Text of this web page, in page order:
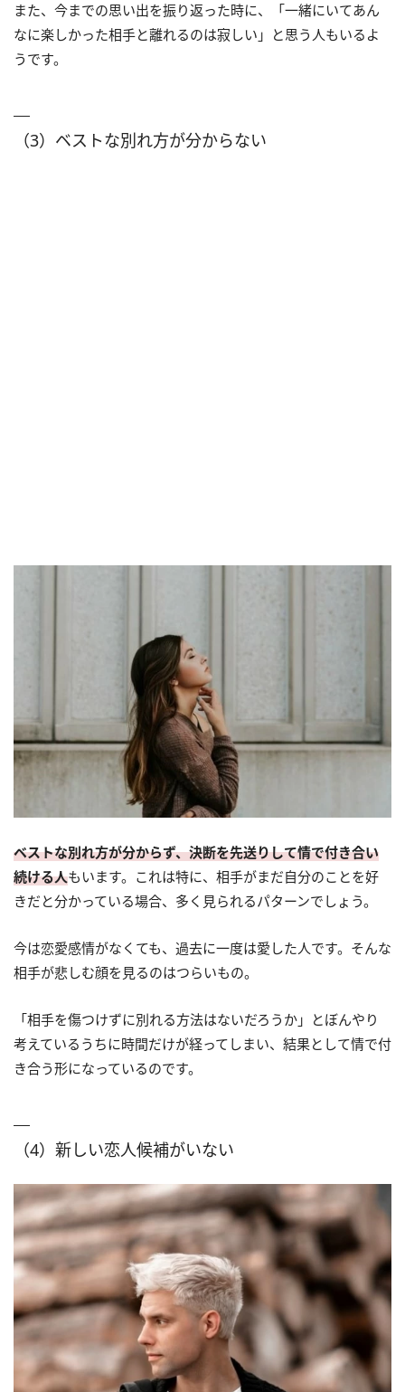
また、今までの思い出を振り返った時に、「一緒にいてあん
なに楽しかった相手と離れるのは寂しい」と思う人もいるよ
うです。
（3）ベストな別れ方が分からない
ベストな別れ方が分からず、決断を先送りして情で付き合い
続ける人もいます。これは特に、相手がまだ自分のことを好
きだと分かっている場合、多く見られるパターンでしょう。
今は恋愛感情がなくても、過去に一度は愛した人です。そんな
相手が悲しむ顔を見るのはつらいもの。
「相手を傷つけずに別れる方法はないだろうか」とぼんやり
考えているうちに時間だけが経ってしまい、結果として情で付
き合う形になっているのです。
（4）新しい恋人候補がいない